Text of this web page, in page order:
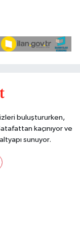
buluştururken,
kaçınıyor ve
sunuyor.